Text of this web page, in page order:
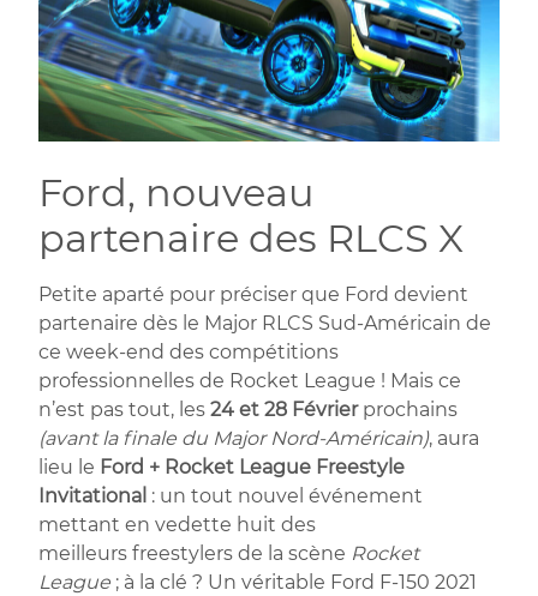
Ford, nouveau
partenaire des RLCS X
Petite aparté pour préciser que Ford devient
partenaire dès le Major RLCS Sud-Américain de
ce week-end des compétitions
professionnelles de Rocket League ! Mais ce
n’est pas tout, les24 et 28 Févrierprochains
(avant la finale du Major Nord-Américain), aura
lieu le Ford + Rocket League Freestyle
Invitational : un tout nouvel événement
mettant en vedette huit des
meilleurs freestylers de la scène Rocket
League ; à la clé ? Un véritable Ford F-150 2021